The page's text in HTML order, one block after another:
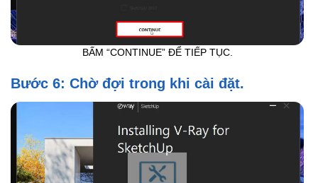
BẤM “CONTINUE” ĐỂ TIẾP TỤC.
Bước 6: Chờ đợi trong khi cài đặt.